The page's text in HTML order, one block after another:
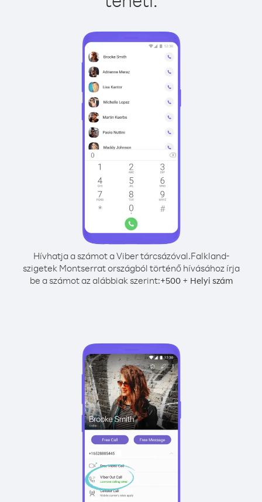
Hívhatja a számot a Viber tárcsázóval.Falkland-
szigetek Montserrat országból történő hívásához írja
be a számot az alábbiak szerint:+500+ Helyi szám